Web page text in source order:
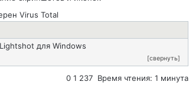
Virus Total
для Windows
[свернуть]
0 1 237 Время чтения: 1 минута